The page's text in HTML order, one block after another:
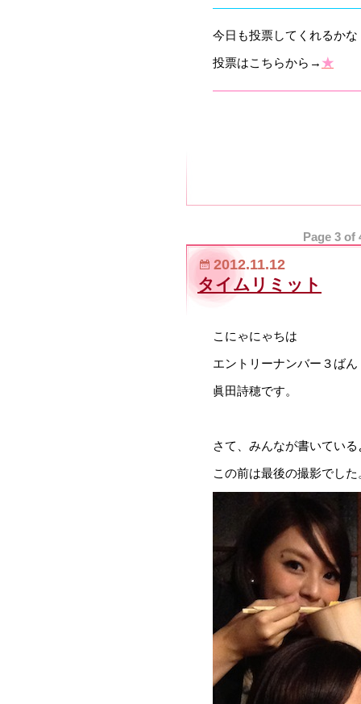
今日も投票してくれるか
投票はこちらから→ ★
Page 3 of
2012.11.12
タイムリミット
こにゃにゃちは
エントリーナンバー３ばん
眞田詩穂です。
さて、みんなが書いている
この前は最後の撮影でした